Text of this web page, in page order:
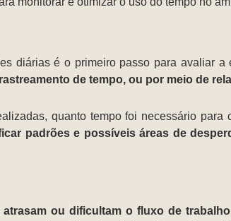
diárias é o primeiro passo para avaliar a
de tempo, ou por meio de
quanto tempo foi necessário para
padrões e possíveis áreas de
ou dificultam o fluxo de trabalho